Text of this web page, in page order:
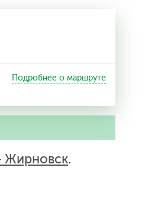
Подробнее о маршруте
Жирновск.